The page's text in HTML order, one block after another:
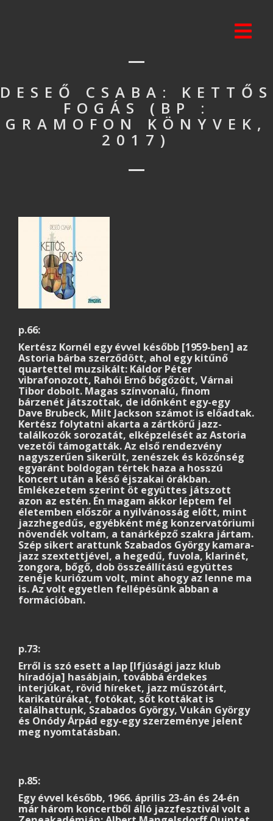
DESEŐ CSABA: KETTŐS
FOGÁS (BP :
GRAMOFON KÖNYVEK,
2017)
p.66:
Kertész Kornél egy évvel később [1959-ben] az
Astoria bárba szerződött, ahol egy kitűnő
quartettel muzsikált: Káldor Péter
vibrafonozott, Rahói Ernő bőgőzött, Várnai
Tibor dobolt. Magas színvonalú, finom
bárzenét játszottak, de időnként egy-egy
Dave Brubeck, Milt Jackson számot is előadtak.
Kertész folytatni akarta a zártkörű jazz-
találkozók sorozatát, elképzelését az Astoria
vezetői támogatták. Az első rendezvény
nagyszerűen sikerült, zenészek és közönség
egyaránt boldogan tértek haza a hosszú
koncert után a késő éjszakai órákban.
Emlékezetem szerint öt együttes játszott
azon az estén. Én magam akkor léptem fel
életemben először a nyilvánosság előtt, mint
jazzhegedűs, egyébként még konzervatóriumi
növendék voltam, a tanárképző szakra jártam.
Szép sikert arattunk Szabados György kamara-
jazz szextettjével, a hegedű, fuvola, klarinét,
zongora, bőgő, dob összeállítású együttes
zenéje kuriózum volt, mint ahogy az lenne ma
is. Az volt egyetlen fellépésünk abban a
formációban.
p.73:
Erről is szó esett a lap [Ifjúsági jazz klub
híradója] hasábjain, továbbá érdekes
interjúkat, rövid híreket, jazz műszótárt,
karikatúrákat, fotókat, sőt kottákat is
találhattunk, Szabados György, Vukán György
és Onódy Árpád egy-egy szerzeménye jelent
meg nyomtatásban.
p.85:
Egy évvel később, 1966. április 23-án és 24-én
már három koncertből álló jazzfesztivál volt a